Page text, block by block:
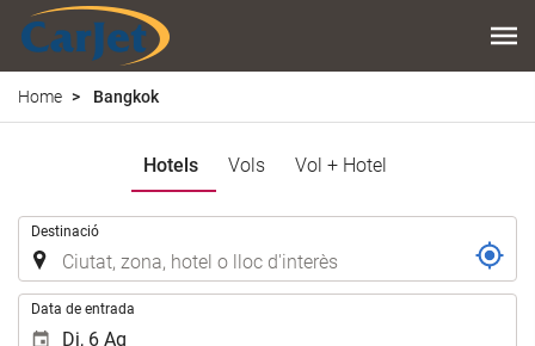
Home Bangkok
Hotels Vols Vol + Hotel
Destinació
Data de entrada